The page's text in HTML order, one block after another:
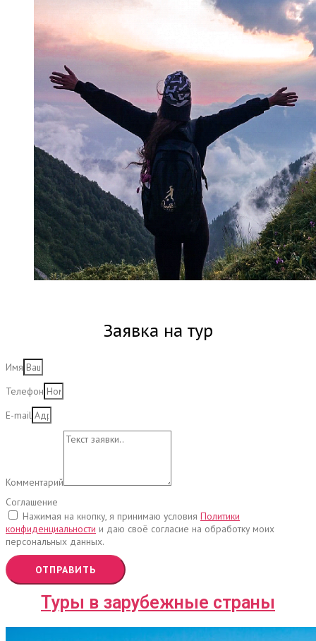
Заявка на тур
Имя
Телефон
E-mail
Комментарий
Соглашение
Нажимая на кнопку, я принимаю условия Политики
конфиденциальности и даю своё согласие на обработку моих
персональных данных.
ОТПРАВИТЬ
Туры в зарубежные страны